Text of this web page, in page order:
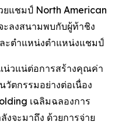
แชมป์ North American
ะลงสนามพบกับผู้ท้าชิง
ะตำแหน่งตำแหน่งแชมป์
น่วแน่ต่อการสร้างคุณค่า
ตกรรมอย่างต่อเนื่อง
เฉลิมฉลองการ
จะมาถึง ด้วยการจ่าย